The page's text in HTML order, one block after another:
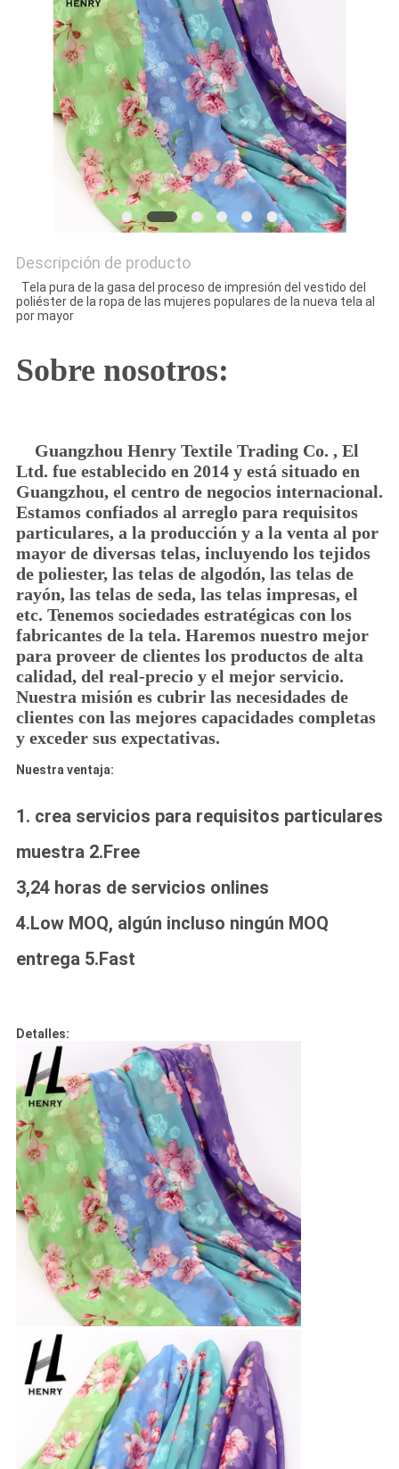
SITIO
PRIVACY
POLICY
Descripción de producto
Tela pura de la gasa del proceso de impresión del vestido del
poliéster de la ropa de las mujeres populares de la nueva tela al
por mayor
Sobre nosotros:
Guangzhou Henry Textile Trading Co. , El
Ltd. fue establecido en 2014 y está situado en
Guangzhou, el centro de negocios internacional.
Estamos confiados al arreglo para requisitos
particulares, a la producción y a la venta al por
mayor de diversas telas, incluyendo los tejidos
de poliester, las telas de algodón, las telas de
rayón, las telas de seda, las telas impresas, el
etc. Tenemos sociedades estratégicas con los
fabricantes de la tela. Haremos nuestro mejor
para proveer de clientes los productos de alta
calidad, del real-precio y el mejor servicio.
Nuestra misión es cubrir las necesidades de
clientes con las mejores capacidades completas
y exceder sus expectativas.
Nuestra ventaja:
1. crea servicios para requisitos particulares
muestra 2.Free
3,24 horas de servicios onlines
4.Low MOQ, algún incluso ningún MOQ
entrega 5.Fast
Detalles: